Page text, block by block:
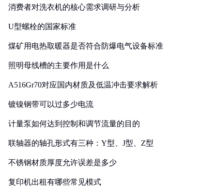
消费者对洗衣机的核心需求调研与分析
U型螺栓的国家标准
煤矿用电热取暖器是否符合防爆电气设备标准
照明母线槽的主要作用是什么
A516Gr70对应国内材质及低温冲击要求解析
镀镍钢带可以过多少电流
计量泵如何达到控制和调节流量的目的
联轴器的轴孔形式有三种：Y型、J型、Z型
不锈钢材质厚度允许误差是多少
复印机出租有哪些常见模式